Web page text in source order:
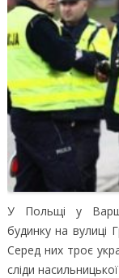
У Польщі у
будинку на вулиці
Серед них троє
сліди